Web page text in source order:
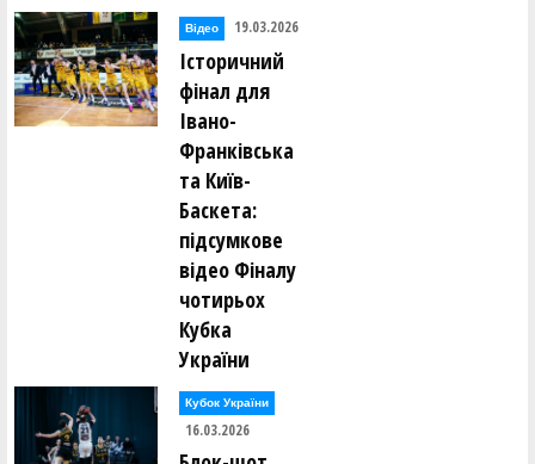
Відео 19.03.2026
Історичний
фінал для
Івано-
Франківська
та Київ-
Баскета:
підсумкове
відео Фіналу
чотирьох
Кубка
України
Кубок України
16.03.2026